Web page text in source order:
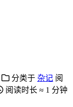
分类于 杂记 阅
阅读时长 ≈ 1 分钟